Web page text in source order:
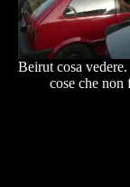
Beirut cosa
cose che non